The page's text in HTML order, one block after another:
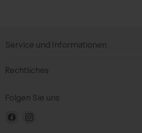
Service und Informationen
Rechtliches
Folgen Sie uns
Finden